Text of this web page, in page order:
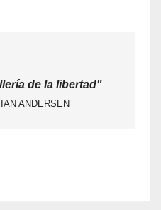
de la libertad"
ANDERSEN